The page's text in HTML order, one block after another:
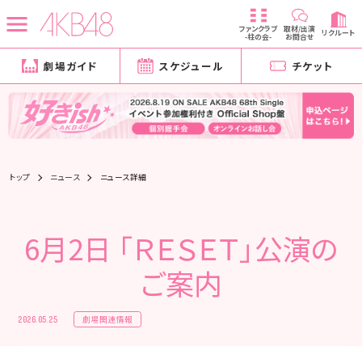
ファンクラブ
-柱の会-
取材/出演
お問合せ リクルート
劇場ガイド スケジュール チケット
トップ ニュース ニュース詳細
6月2日 「ＲＥＳＥＴ」公演の
ご案内
2026.05.25 劇場関連情報